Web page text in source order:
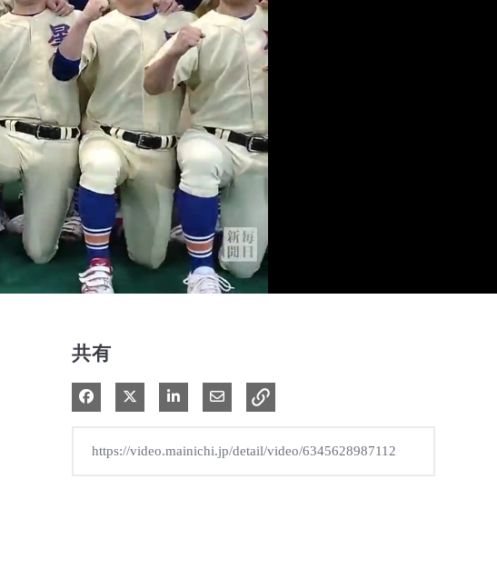
共有
Facebook で共有
Xで共有する
LinkedIn で共有電子メールで共有